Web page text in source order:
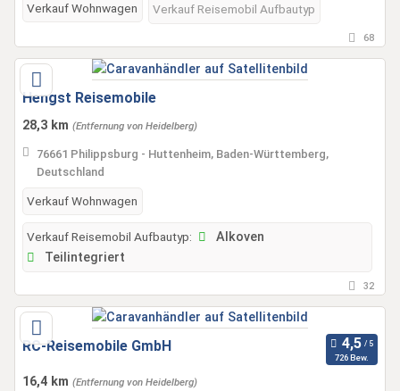
Verkauf Wohnwagen Verkauf Reisemobil Aufbautyp
68
Hengst Reisemobile
28,3 km (Entfernung von Heidelberg)
76661 Philippsburg - Huttenheim, Baden-Württemberg,
Deutschland
Verkauf Wohnwagen
Verkauf Reisemobil Aufbautyp:
Alkoven
Teilintegriert
32
RC-Reisemobile GmbH
726 Bew.
16,4 km (Entfernung von Heidelberg)